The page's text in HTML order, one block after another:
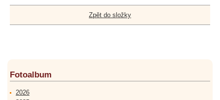
Zpět do složky
Fotoalbum
2026